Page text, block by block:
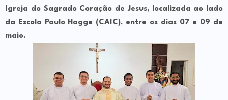
Igreja do Sagrado Coração de Jesus, localizada ao lado
da Escola Paulo Hagge (CAIC), entre os dias 07 e 09 de
maio.